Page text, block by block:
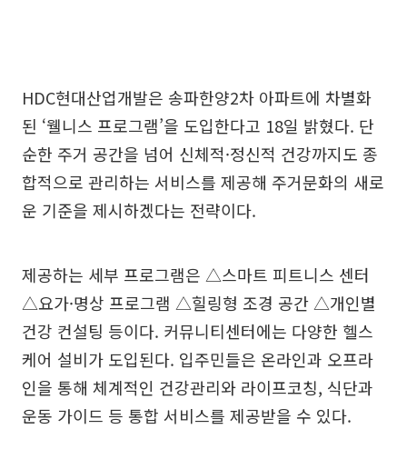
HDC현대산업개발은 송파한양2차 아파트에 차별화
된 ‘웰니스 프로그램’을 도입한다고 18일 밝혔다. 단
순한 주거 공간을 넘어 신체적·정신적 건강까지도 종
합적으로 관리하는 서비스를 제공해 주거문화의 새로
운 기준을 제시하겠다는 전략이다.
제공하는 세부 프로그램은 △스마트 피트니스 센터
△요가·명상 프로그램 △힐링형 조경 공간 △개인별
건강 컨설팅 등이다. 커뮤니티센터에는 다양한 헬스
케어 설비가 도입된다. 입주민들은 온라인과 오프라
인을 통해 체계적인 건강관리와 라이프코칭, 식단과
운동 가이드 등 통합 서비스를 제공받을 수 있다.